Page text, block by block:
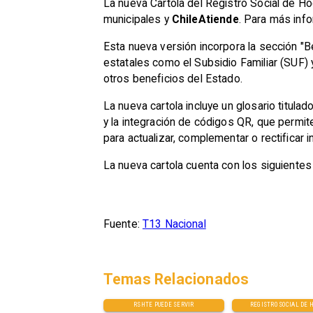
La nueva Cartola del Registro Social de
municipales y ChileAtiende. Para más
Esta nueva versión incorpora la sección
estatales como el Subsidio Familiar
otros beneficios del Estado.
La nueva cartola incluye un glosario
y la integración de códigos QR, que
para actualizar, complementar o rectificar
La nueva cartola cuenta con los
Fuente: T13 Nacional
RSHTE PUEDE SERVIR REGISTRO SOCIAL DE
Temas Relacionados